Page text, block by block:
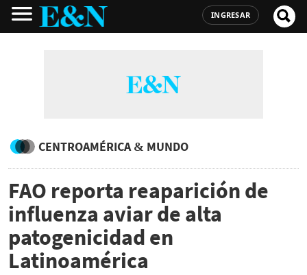
INGRESAR
CENTROAMÉRICA & MUNDO
FAO reporta reaparición de
influenza aviar de alta
patogenicidad en
Latinoamérica